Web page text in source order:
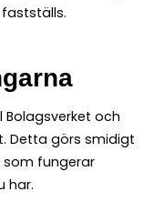
Bolagsverket och
Detta görs smidigt
som fungerar
har.